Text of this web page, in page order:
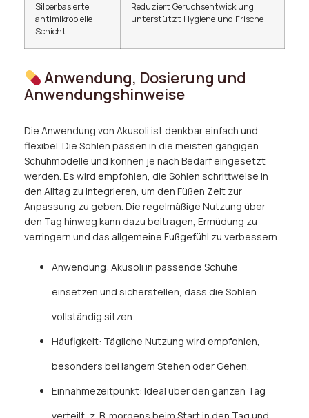
Silberbasierte
antimikrobielle
Schicht
Reduziert Geruchsentwicklung,
unterstützt Hygiene und Frische
Anwendung, Dosierung und
Anwendungshinweise
Die Anwendung von Akusoli ist denkbar einfach und
flexibel. Die Sohlen passen in die meisten gängigen
Schuhmodelle und können je nach Bedarf eingesetzt
werden. Es wird empfohlen, die Sohlen schrittweise in
den Alltag zu integrieren, um den Füßen Zeit zur
Anpassung zu geben. Die regelmäßige Nutzung über
den Tag hinweg kann dazu beitragen, Ermüdung zu
verringern und das allgemeine Fußgefühl zu verbessern.
Anwendung: Akusoli in passende Schuhe
einsetzen und sicherstellen, dass die Sohlen
vollständig sitzen.
Häufigkeit: Tägliche Nutzung wird empfohlen,
besonders bei langem Stehen oder Gehen.
Einnahmezeitpunkt: Ideal über den ganzen Tag